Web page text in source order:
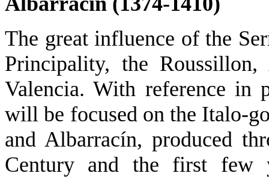
The great influence of the
Principality, the
Valencia. With reference in
will be focused on the Italo-
and Albarracín, produced
Century and the first few